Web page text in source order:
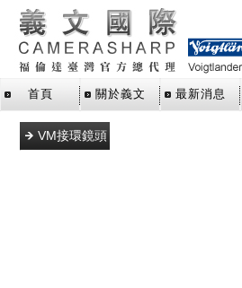
首頁 關於義文 最新消息
VM接環鏡頭